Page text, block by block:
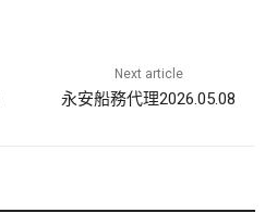
Next article
永安船務代理2026.05.08